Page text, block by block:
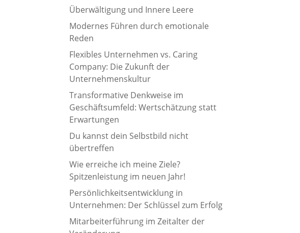
Überwältigung und Innere Leere
Modernes Führen durch emotionale
Reden
Flexibles Unternehmen vs. Caring
Company: Die Zukunft der
Unternehmenskultur
Transformative Denkweise im
Geschäftsumfeld: Wertschätzung statt
Erwartungen
Du kannst dein Selbstbild nicht
übertreffen
Wie erreiche ich meine Ziele?
Spitzenleistung im neuen Jahr!
Persönlichkeitsentwicklung in
Unternehmen: Der Schlüssel zum Erfolg
Mitarbeiterführung im Zeitalter der